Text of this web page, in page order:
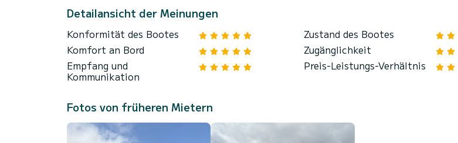
Detailansicht der Meinungen
Konformität des Bootes
Zustand des Bootes
Komfort an Bord
Zugänglichkeit
Empfang und
Kommunikation
Preis-Leistungs-Verhältnis
Fotos von früheren Mietern